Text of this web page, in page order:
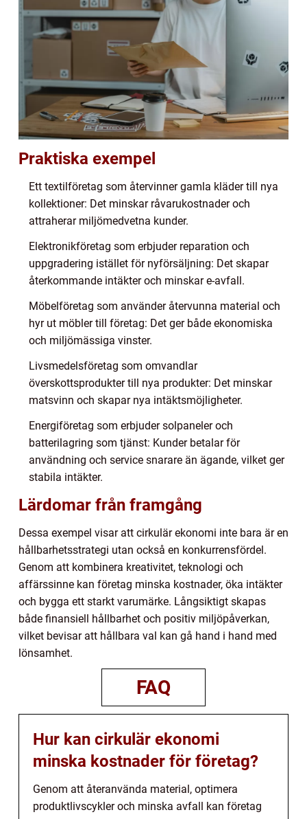
Praktiska exempel
Ett textilföretag som återvinner gamla kläder till nya
kollektioner: Det minskar råvarukostnader och
attraherar miljömedvetna kunder.
Elektronikföretag som erbjuder reparation och
uppgradering istället för nyförsäljning: Det skapar
återkommande intäkter och minskar e-avfall.
Möbelföretag som använder återvunna material och
hyr ut möbler till företag: Det ger både ekonomiska
och miljömässiga vinster.
Livsmedelsföretag som omvandlar
överskottsprodukter till nya produkter: Det minskar
matsvinn och skapar nya intäktsmöjligheter.
Energiföretag som erbjuder solpaneler och
batterilagring som tjänst: Kunder betalar för
användning och service snarare än ägande, vilket ger
stabila intäkter.
Lärdomar från framgång
Dessa exempel visar att cirkulär ekonomi inte bara är en
hållbarhetsstrategi utan också en konkurrensfördel.
Genom att kombinera kreativitet, teknologi och
affärssinne kan företag minska kostnader, öka intäkter
och bygga ett starkt varumärke. Långsiktigt skapas
både finansiell hållbarhet och positiv miljöpåverkan,
vilket bevisar att hållbara val kan gå hand i hand med
lönsamhet.
FAQ
Hur kan cirkulär ekonomi
minska kostnader för företag?
Genom att återanvända material, optimera
produktlivscykler och minska avfall kan företag